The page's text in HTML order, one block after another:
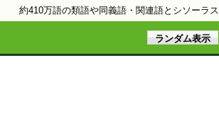
約410万語の類語や同義語・関連語とシソーラス